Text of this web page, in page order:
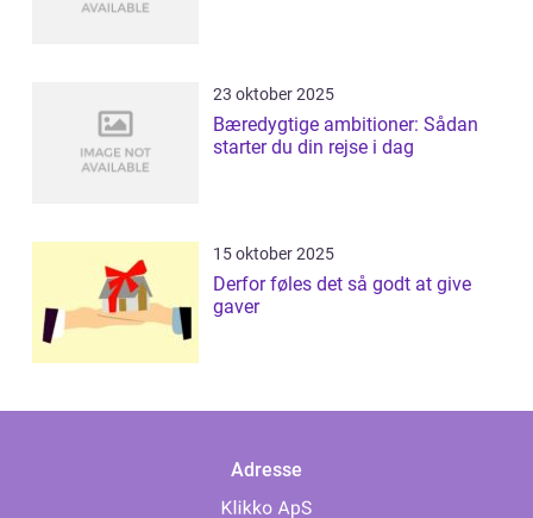
23 oktober 2025
Bæredygtige ambitioner: Sådan
starter du din rejse i dag
15 oktober 2025
Derfor føles det så godt at give
gaver
Adresse